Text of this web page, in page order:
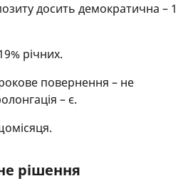
досить демократична – 1
річних.
повернення – не
– є.
рішення